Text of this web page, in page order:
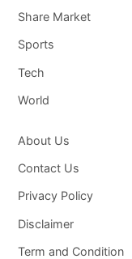
Share Market
Sports
Tech
World
About Us
Contact Us
Privacy Policy
Disclaimer
Term and Condition